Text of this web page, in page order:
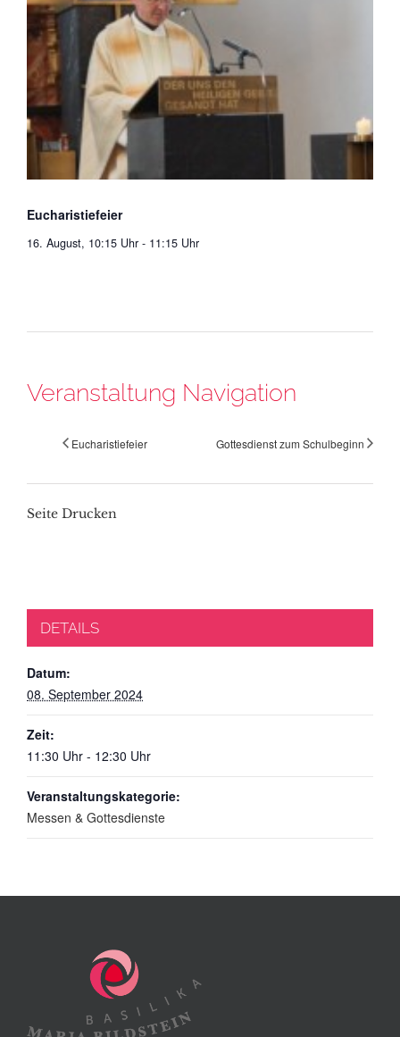
Eucharistiefeier
16. August, 10:15 Uhr - 11:15 Uhr
Veranstaltung Navigation
Eucharistiefeier Gottesdienst zum Schulbeginn
Seite Drucken
DETAILS
Datum:
08. September 2024
Zeit:
11:30 Uhr - 12:30 Uhr
Veranstaltungskategorie:
Messen & Gottesdienste